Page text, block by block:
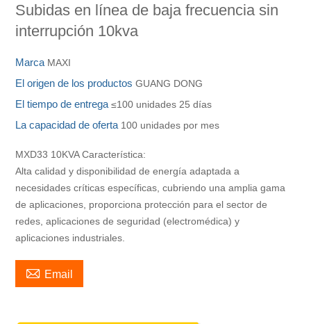
Subidas en línea de baja frecuencia sin
interrupción 10kva
Marca MAXI
El origen de los productosGUANG DONG
El tiempo de entrega≤100 unidades 25 días
La capacidad de oferta 100 unidades por mes
MXD33 10KVA Característica:
Alta calidad y disponibilidad de energía adaptada a
necesidades críticas específicas, cubriendo una amplia gama
de aplicaciones, proporciona protección para el sector de
redes, aplicaciones de seguridad (electromédica) y
aplicaciones industriales.
 Email